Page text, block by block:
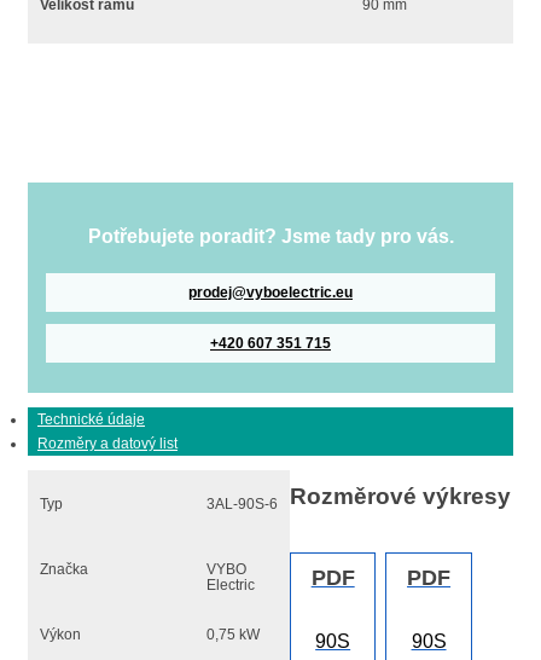
Velikost rámu 90 mm
Potřebujete poradit? Jsme tady pro vás.
prodej@vyboelectric.eu
+420 607 351 715
Technické údaje
Rozměry a datový list
Typ 3AL-90S-6
Značka
VYBO
Electric
Výkon 0,75 kW
Rozměrové výkresy
PDF
90S
PDF
90S